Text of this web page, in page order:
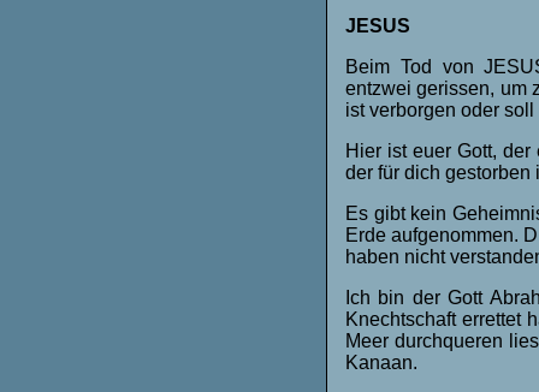
JESUS
Beim Tod von
entzwei gerissen, um
ist verborgen oder
Hier ist euer Gott,
der für dich gestorben
Es gibt kein
Erde aufgenommen.
haben nicht
Ich bin der Gott
Knechtschaft errettet
Meer durchqueren
Kanaan.